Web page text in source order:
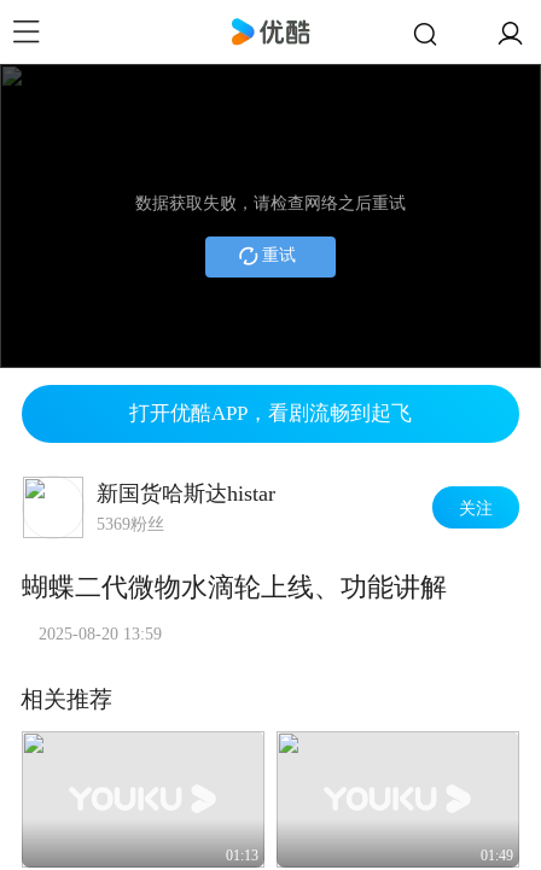
数据获取失败，请检查网络之后重试
重试
打开优酷APP，看剧流畅到起飞
新国货哈斯达histar
5369粉丝
关注
蝴蝶二代微物水滴轮上线、功能讲解
2025-08-20 13:59
相关推荐
01:13 01:49